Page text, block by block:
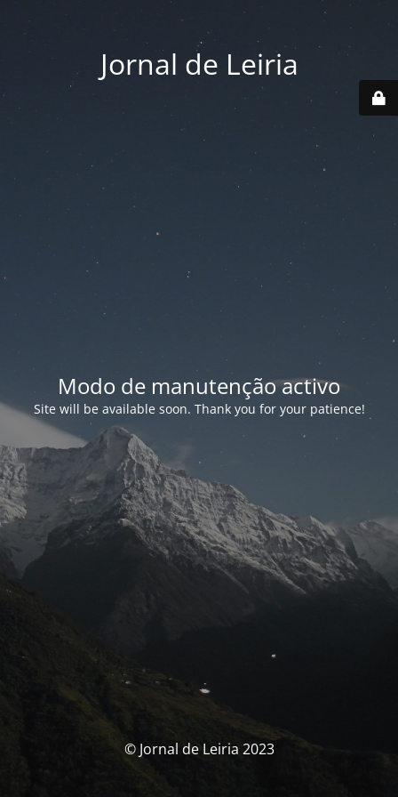
Jornal de Leiria
Modo de manutenção activo
Site will be available soon. Thank you for your patience!
© Jornal de Leiria 2023